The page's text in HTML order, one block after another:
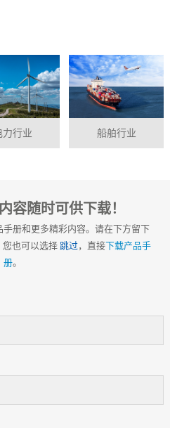
力行业 船舶行业
容随时可供下载！
册和更多精彩内容。请在下方留下
您也可以选择 跳过，直接下载产品手
册。